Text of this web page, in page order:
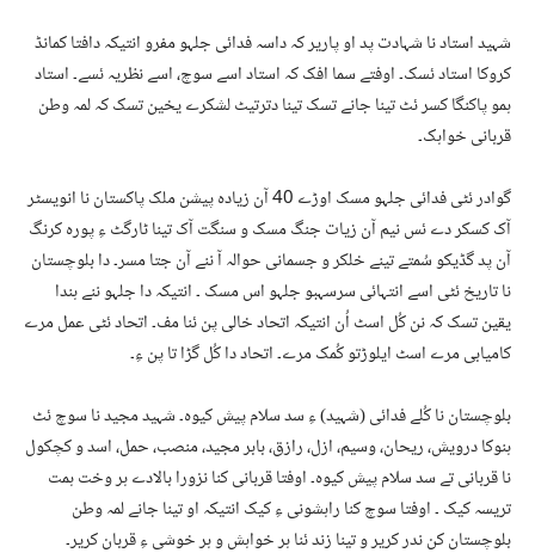
شہید استاد نا شہادت پد او پاریر کہ داسہ فدائی جلہو مفرو انتیکہ دافتا کمانڈ
کروکا استاد ئسک۔ اوفتے سما افک کہ استاد اسے سوچ، اسے نظریہ ئسے۔ استاد
ہمو پاکنگا کسر ئٹ تینا جانے تسک تینا دترتیٹ لشکرے یخین تسک کہ لمہ وطن
قربانی خواہک۔
گوادر ئٹی فدائی جلہو مسک اوڑے 40 آن زیادہ پیشن ملک پاکستان نا انویسٹر
آک کسکر دے ئس نیم آن زیات جنگ مسک و سنگت آک تینا ٹارگٹ ءِ پورہ کرنگ
آن پد گڈیکو سُمتے تینے خلکر و جسمانی حوالہ آ ننے آن جتا مسر۔ دا بلوچستان
نا تاریخ ئٹی اسے انتہائی سرسہبو جلہو اس مسک ۔ انتیکہ دا جلہو ننے ہندا
یقین تسک کہ نن کُل اسٹ اُن انتیکہ اتحاد خالی پن ئنا مف۔ اتحاد ئٹی عمل مرے
کامیابی مرے اسٹ ایلوڑتو کُمک مرے۔ اتحاد دا کُل گڑا تا پن ءِ۔
بلوچستان نا کُلے فدائی (شہید) ءِ سد سلام پیش کیوہ۔ شہید مجید نا سوچ ئٹ
ہنوکا درویش، ریحان، وسیم، ازل، رازق، بابر مجید، منصب، حمل، اسد و کچکول
نا قربانی تے سد سلام پیش کیوہ۔ اوفتا قربانی کنا نزورا بالادے ہر وخت ہمت
تریسہ کیک ۔ اوفتا سوچ کنا راہشونی ءِ کیک انتیکہ او تینا جانے لمہ وطن
بلوچستان کن ندر کریر و تینا زند ئنا ہر خواہش و ہر خوشی ءِ قربان کریر۔